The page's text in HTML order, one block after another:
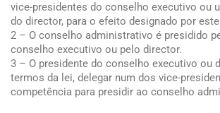
vice-presidentes do conselho executivo ou
do director, para o efeito designado por
2 – O conselho administrativo é presidido
conselho executivo ou pelo director.
3 – O presidente do conselho executivo ou
termos da lei, delegar num dos vice-
competência para presidir ao conselho